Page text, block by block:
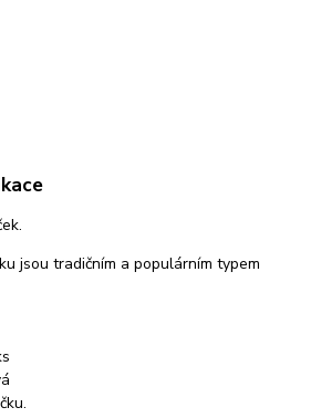
jsou tradičním a populárním typem